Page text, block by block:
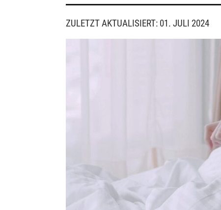
ZULETZT AKTUALISIERT: 01. JULI 2024